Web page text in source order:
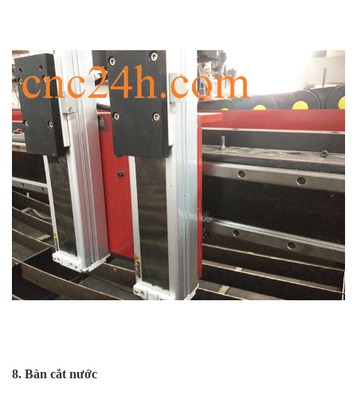
8. Bàn cắt nước